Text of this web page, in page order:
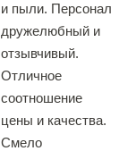
и пыли. Персонал
дружелюбный и
отзывчивый.
Отличное
соотношение
цены и качества.
Смело